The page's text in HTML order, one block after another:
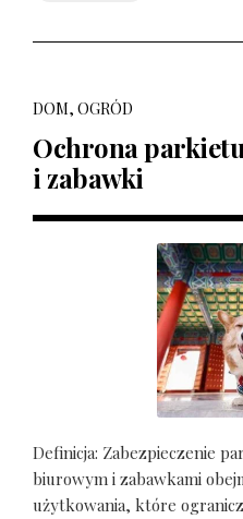
DOM, OGRÓD
Ochrona
i zabawki
Definicja: Zabezpieczenie
biurowym i zabawkami
użytkowania, które